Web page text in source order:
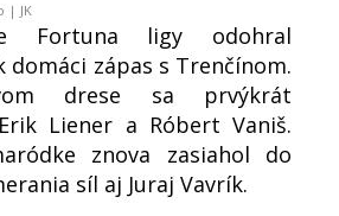
| JK
Fortuna ligy odohral
domáci zápas s Trenčínom.
drese sa prvýkrát
Liener a Róbert Vaniš.
znova zasiahol do
síl aj Juraj Vavrík.